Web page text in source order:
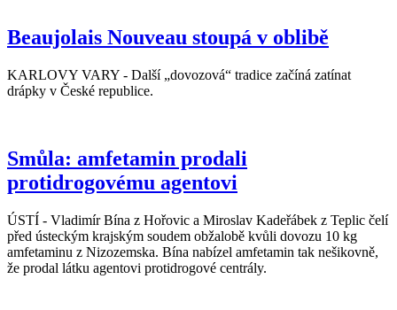
Beaujolais Nouveau stoupá v oblibě
KARLOVY VARY - Další „dovozová“ tradice začíná zatínat
drápky v České republice.
Smůla: amfetamin prodali
protidrogovému agentovi
ÚSTÍ - Vladimír Bína z Hořovic a Miroslav Kadeřábek z Teplic čelí
před ústeckým krajským soudem obžalobě kvůli dovozu 10 kg
amfetaminu z Nizozemska. Bína nabízel amfetamin tak nešikovně,
že prodal látku agentovi protidrogové centrály.